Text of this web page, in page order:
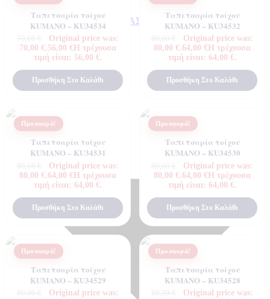
ΣΧΕΤΙΚΑ ΜΕ ΕΜΑΣ
Τεχνογνωσια
Ταπετσαρία τοίχου
KUMANO – KU34534
Original price was:
70,00 €.56,00 € Η τρέχουσα
τιμή είναι: 56,00 €.
Προσθήκη Στο Καλάθι
Ταπετσαρία τοίχου
KUMANO – KU34532
Original price was:
80,00 €.64,00 € Η τρέχουσα
τιμή είναι: 64,00 €.
Προσθήκη Στο Καλάθι
Προσφορά!
Ταπετσαρία τοίχου
KUMANO – KU34531
Original price was:
80,00 €.64,00 € Η τρέχουσα
τιμή είναι: 64,00 €.
Προσθήκη Στο Καλάθι
Προσφορά!
Ταπετσαρία τοίχου
KUMANO – KU34530
Original price was:
80,00 €.64,00 € Η τρέχουσα
τιμή είναι: 64,00 €.
Προσθήκη Στο Καλάθι
Προσφορά!
Ταπετσαρία τοίχου
KUMANO – KU34529
Original price was:
Προσφορά!
Ταπετσαρία τοίχου
KUMANO – KU34528
Original price was: